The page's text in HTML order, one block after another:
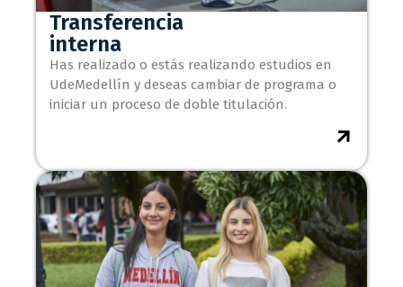
Transferencia
interna
Has realizado o estás realizando estudios en
UdeMedellín y deseas cambiar de programa o
iniciar un proceso de doble titulación.